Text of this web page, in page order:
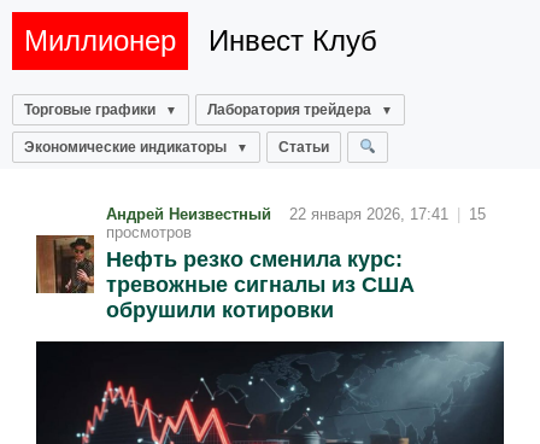
Миллионер Инвест Клуб
Торговые графики Лаборатория трейдера
Экономические индикаторы Статьи
Андрей Неизвестный 22 января 2026, 17:41
15
просмотров
Нефть резко сменила курс:
тревожные сигналы из США
обрушили котировки